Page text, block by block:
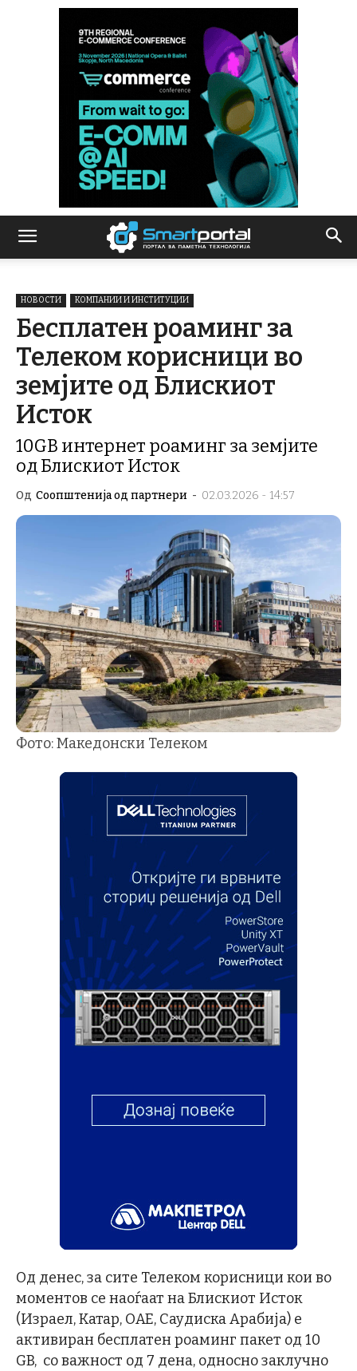
НОВОСТИ КОМПАНИИ И ИНСТИТУЦИИ
Бесплатен роаминг за
Телеком корисници во
земјите од Блискиот
Исток
10GB интернет роаминг за земјите
од Блискиот Исток
Од Соопштенија од партнери - 02.03.2026 - 14:57
Фото: Македонски Телеком
Од денес, за сите Телеком корисници кои во
моментов се наоѓаат на Блискиот Исток
(Израел, Катар, ОАЕ, Саудиска Арабија) е
активиран бесплатен роаминг пакет од 10
GB, со важност од 7 дена, односно заклучно